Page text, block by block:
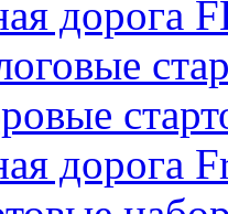
дорога
дорога